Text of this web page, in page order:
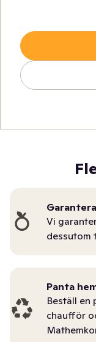
Vi
dessutom
Panta
Beställ en
chaufför